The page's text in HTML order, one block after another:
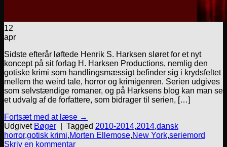
12
apr
Sidste efterår løftede Henrik S. Harksen sløret for et nyt
koncept på sit forlag H. Harksen Productions, nemlig den
gotiske krimi som handlingsmæssigt befinder sig i krydsfeltet
mellem the weird tale, horror og krimigenren. Serien udgives
som selvstændige romaner, og på Harksens blog kan man se
et udvalg af de forfattere, som bidrager til serien, […]
Fortsæt med at læse →
Udgivet Bøger Tagged 2010-2014,2014,dansk
horror,gotisk krimi,Morten Ellemose,New York,seriemord
Skriv en kommentar